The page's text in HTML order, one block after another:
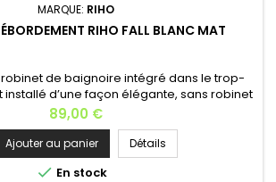
MARQUE: RIHO
RIHO FALL BLANC MAT
robinet de baignoire intégré dans le trop-
installé d’une façon élégante, sans robinet
un look moderne à la salle de bains. RIHO
les baignoires (semi)-îlots. Il est livré en
Fonctionnement: L’excès d’eau
le trop-plein de la baignoire, un clapet...
Prix
89,00 €
Ajouter au panier Détails
 En stock